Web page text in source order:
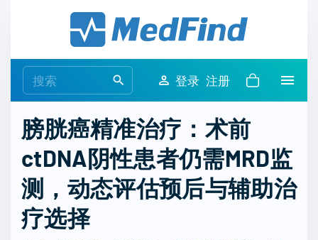
e
r
c
h
f
登录 注册
膀胱癌精准治疗：术前
ctDNA阴性患者仍需MRD监
测，动态评估预后与辅助治
疗选择